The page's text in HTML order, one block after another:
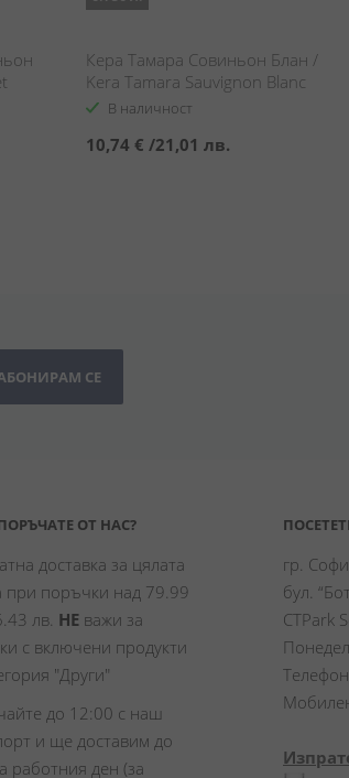
Кера Тамара Совиньон Блан /
Kera Tamara Sauvignon Blanc
В наличност
10,74 € /21,01 лв.
СЕ
ОТ НАС?
доставка за цялата
при поръчки над 79.99
лв. НЕ важи за
с включени продукти
"Други"
до 12:00 с наш
и ще доставим до
работния ден (за
гр.
бул.
CTPark